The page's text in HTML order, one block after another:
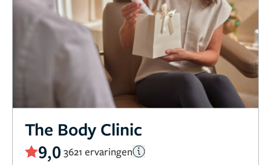
The Body Clinic
9,0 3621 ervaringen